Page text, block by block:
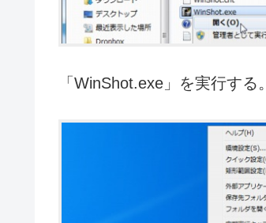
「WinShot.exe」を実行する。